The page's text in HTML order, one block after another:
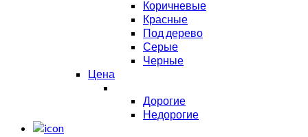
Коричневые
Красные
Под дерево
Серые
Черные
Цена
Дорогие
Недорогие